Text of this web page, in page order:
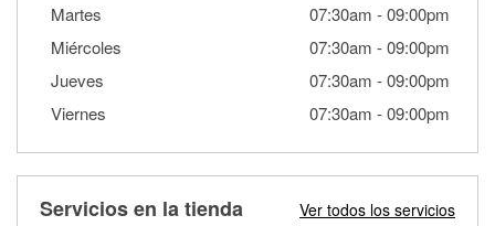
Martes
07:30am -09:00pm
Miércoles
07:30am -09:00pm
Jueves
07:30am -09:00pm
Viernes
07:30am -09:00pm
Servicios en la tienda Ver todos los servicios